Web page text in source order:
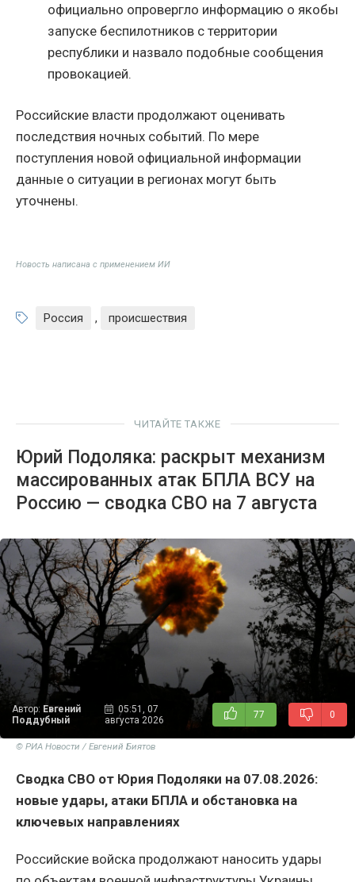
официально опровергло информацию о якобы
запуске беспилотников с территории
республики и назвало подобные сообщения
провокацией.
Российские власти продолжают оценивать
последствия ночных событий. По мере
поступления новой официальной информации
данные о ситуации в регионах могут быть
уточнены.
Новость написана с применением ИИ
Россия , происшествия
ЧИТАЙТЕ ТАКЖЕ
Юрий Подоляка: раскрыт механизм
массированных атак БПЛА ВСУ на
Россию — сводка СВО на 7 августа
Автор: Евгений
Поддубный
05:51, 07
августа 2026
77 0
© РИА Новости / Евгений Биятов
Сводка СВО от Юрия Подоляки на 07.08.2026:
новые удары, атаки БПЛА и обстановка на
ключевых направлениях
Российские войска продолжают наносить удары